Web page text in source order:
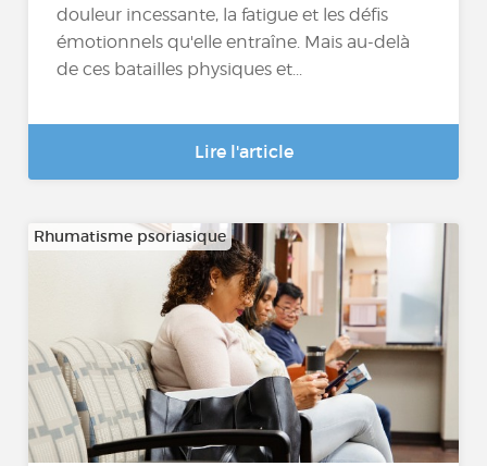
douleur incessante, la fatigue et les défis
émotionnels qu'elle entraîne. Mais au-delà
de ces batailles physiques et...
Lire l'article
Rhumatisme psoriasique